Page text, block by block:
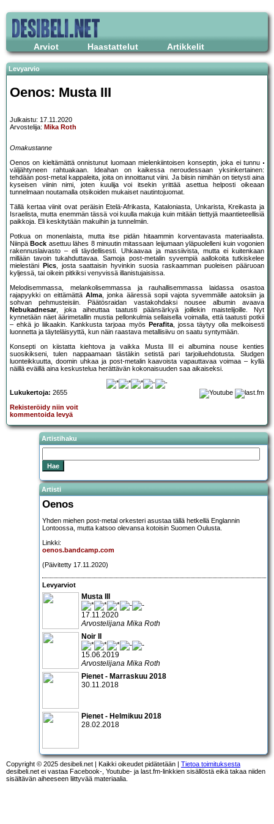
Arviot Haastattelut Artikkelit
Levyarvio
Oenos: Musta III
Julkaistu: 17.11.2020
Arvostelija: Mika Roth
Omakustanne
Oenos on kieltämättä onnistunut luomaan mielenkiintoisen konseptin, joka ei tunnu
väljähtyneen rahtuakaan. Ideahan on kaikessa neroudessaan yksinkertainen:
tehdään post-metal kappaleita, joita on innoittanut viini. Ja biisin nimihän on tietysti aina
kyseisen viinin nimi, joten kuulija voi itsekin yrittää asettua helposti oikeaan
tunnelmaan noutamalla otsikoiden mukaiset nautintojuomat.
Tällä kertaa viinit ovat peräisin Etelä-Afrikasta, Kataloniasta, Unkarista, Kreikasta ja
Israelista, mutta enemmän tässä voi kuulla makuja kuin mitään tiettyjä maantieteellisiä
paikkoja. Eli keskitytään makuihin ja tunnelmiin.
Potkua on monenlaista, mutta itse pidän hitaammin korventavasta materiaalista.
Niinpä Bock asettuu lähes 8 minuutin mitassaan leijumaan yläpuolelleni kuin vogonien
rakennuslaivasto – eli täydellisesti. Uhkaavaa ja massiivista, mutta ei kuitenkaan
millään tavoin tukahduttavaa. Samoja post-metalin syvempiä aallokoita tutkiskelee
mielestäni
Pics, josta saattaisin hyvinkin suosia raskaamman puoleisen pääruoan
kyljessä, tai oikein pitkiksi venyvissä illanistujaisissa.
Melodisemmassa, melankolisemmassa ja rauhallisemmassa laidassa osastoa
rajapyykki on eittämättäAlma, jonka ääressä sopii vajota syvemmälle aatoksiin ja
sohvan pehmusteisiin. Päätösraidan vastakohdaksi nousee albumin avaava
Nebukadnesar, joka aiheuttaa taatusti päänsärkyä joillekin maistelijoille. Nyt
kynnetään näet äärimetallin mustia pellonkulmia sellaisella voimalla, että taatusti potkii
– ehkä jo liikaakin. Kankkusta tarjoaa myös
Perafita, jossa täytyy olla melkoisesti
luonnetta ja täyteläisyyttä, kun näin raastava metallisiivu on saatu syntymään.
Konsepti on kiistatta kiehtova ja vaikka Musta III ei albumina nouse kenties
suosikikseni, tulen nappaamaan tästäkin setistä pari tarjoiluehdotusta. Sludgen
luonteikkuutta, doomin uhkaa ja post-metalin kaavoista vapauttavaa voimaa – kyllä
näillä eväillä aina keskustelua herättävän kokonaisuuden saa aikaiseksi.
Lukukertoja: 2655
Rekisteröidy niin voit
kommentoida levyä
Artistihaku
Artisti
Oenos
Yhden miehen post-metal orkesteri asustaa tällä hetkellä Englannin
Lontoossa, mutta katsoo olevansa kotoisin Suomen Oulusta.
Linkki:
oenos.bandcamp.com
(Päivitetty 17.11.2020)
Levyarviot
Musta III
17.11.2020
Arvostelijana Mika Roth
Noir II
15.06.2019
Arvostelijana Mika Roth
Pienet - Marraskuu 2018
30.11.2018
Pienet - Helmikuu 2018
28.02.2018
Copyright © 2025 desibeli.net | Kaikki oikeudet pidätetään | Tietoa toimituksesta
desibeli.net ei vastaa Facebook-, Youtube- ja last.fm-linkkien sisällöstä eikä takaa niiden
sisältävän aiheeseen liittyvää materiaalia.